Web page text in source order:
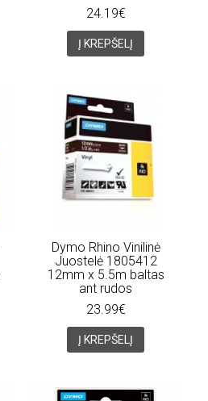
24.19€
Į KREPŠELĮ
Dymo Rhino Vinilinė
Juostelė 1805412
12mm x 5.5m baltas
ant rudos
23.99€
Į KREPŠELĮ